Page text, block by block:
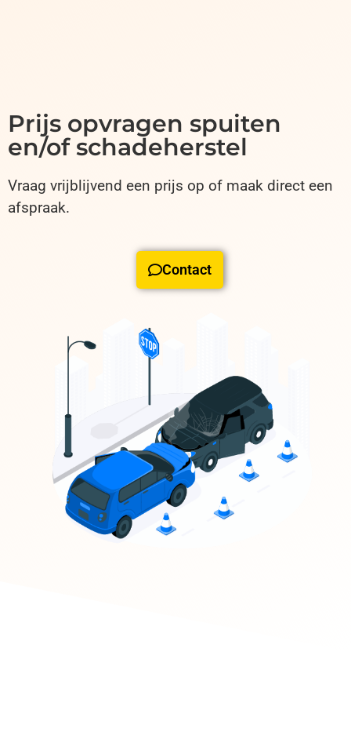
Prijs opvragen spuiten
en/of schadeherstel
Vraag vrijblijvend een prijs op of maak direct een
afspraak.
Contact